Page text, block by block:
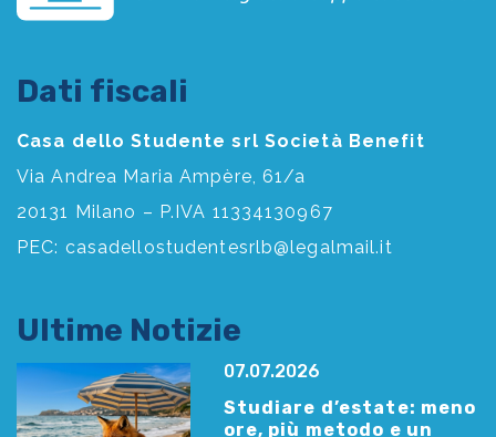
Dati fiscali
Casa dello Studente srl Società Benefit
Via Andrea Maria Ampère, 61/a
20131 Milano – P.IVA 11334130967
PEC: casadellostudentesrlb@legalmail.it
Ultime Notizie
07.07.2026
Studiare d’estate: meno
ore, più metodo e un